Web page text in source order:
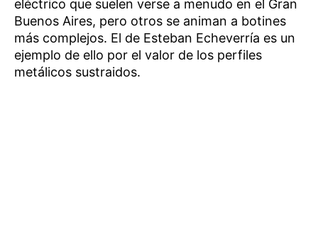
eléctrico que suelen verse a menudo en el Gran
Buenos Aires, pero otros se animan a botines
más complejos. El de Esteban Echeverría es un
ejemplo de ello por el valor de los perfiles
metálicos sustraidos.